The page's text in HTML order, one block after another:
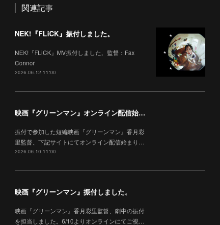
関連記事
NEK!『FLiCK』振付しました。
NEK!『FLiCK』MV振付しました。監督：Fax
Connor
2026.06.12 11:00
映画『グリーンマン』オンライン配信始まりました。
振付で参加した短編映画『グリーンマン』香月彩
里監督、下記サイトにてオンライン配信始まり…
2026.06.10 11:00
映画『グリーンマン』振付しました。
映画『グリーンマン』香月彩里監督、劇中の振付
を担当しました。6/10よりオンラインにてご視…